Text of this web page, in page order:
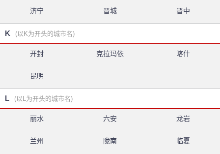
济宁 晋城 晋中
K (以K为开头的城市名)
开封 克拉玛依 喀什
昆明
L (以L为开头的城市名)
丽水 六安 龙岩
兰州 陇南 临夏